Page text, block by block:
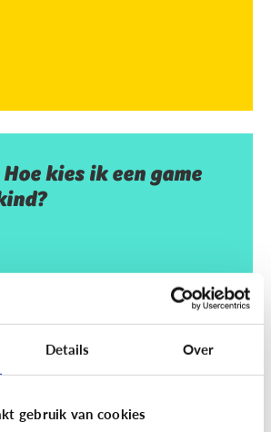
Details Over
gebruik van cookies
Hoe kies ik een game